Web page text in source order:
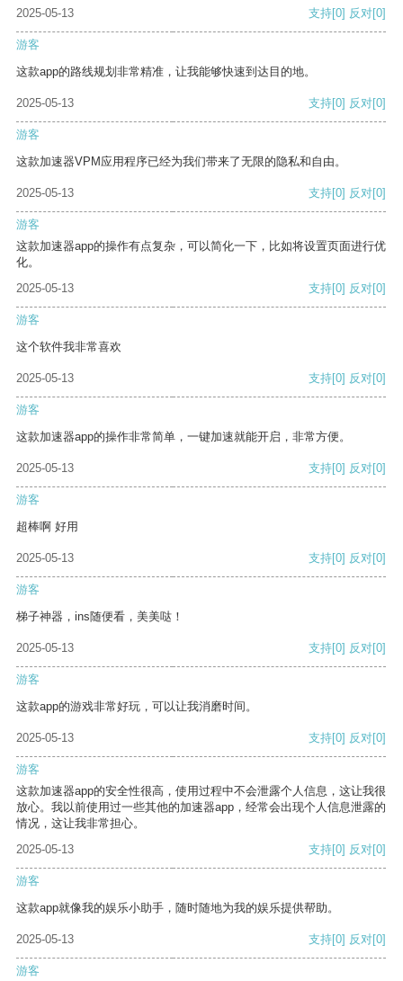
2025-05-13 支持[0] 反对[0]
游客
这款app的路线规划非常精准，让我能够快速到达目的地。
2025-05-13 支持[0] 反对[0]
游客
这款加速器VPM应用程序已经为我们带来了无限的隐私和自由。
2025-05-13 支持[0] 反对[0]
游客
这款加速器app的操作有点复杂，可以简化一下，比如将设置页面进行优
化。
2025-05-13
支持[0] 反对[0]
游客
这个软件我非常喜欢
2025-05-13 支持[0] 反对[0]
游客
这款加速器app的操作非常简单，一键加速就能开启，非常方便。
2025-05-13 支持[0] 反对[0]
游客
超棒啊 好用
2025-05-13 支持[0] 反对[0]
游客
梯子神器，ins随便看，美美哒！
2025-05-13 支持[0] 反对[0]
游客
这款app的游戏非常好玩，可以让我消磨时间。
2025-05-13 支持[0] 反对[0]
游客
这款加速器app的安全性很高，使用过程中不会泄露个人信息，这让我很
放心。我以前使用过一些其他的加速器app，经常会出现个人信息泄露的
情况，这让我非常担心。
2025-05-13
支持[0] 反对[0]
游客
这款app就像我的娱乐小助手，随时随地为我的娱乐提供帮助。
2025-05-13 支持[0] 反对[0]
游客